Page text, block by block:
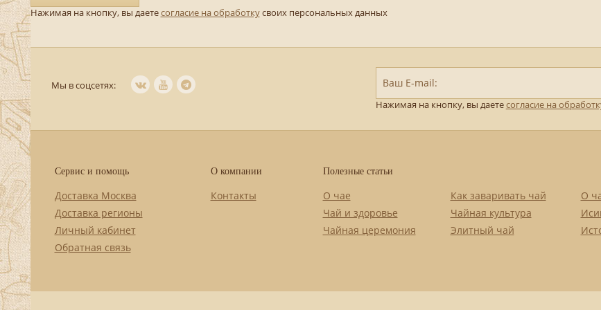
Нажимая на кнопку, вы даетесогласие на обработкусвоих персональных данных
Ваш E-mail:
Нажимая на кнопку, вы даетесогласие на
Мы в соцсетях:
Сервис и помощь
Доставка Москва
Доставка регионы
Личный кабинет
Обратная связь
О компании
Контакты
Полезные статьи
О чае
Чай и здоровье
Чайная церемония
Как заваривать чай
Чайная культура
Элитный чай
О